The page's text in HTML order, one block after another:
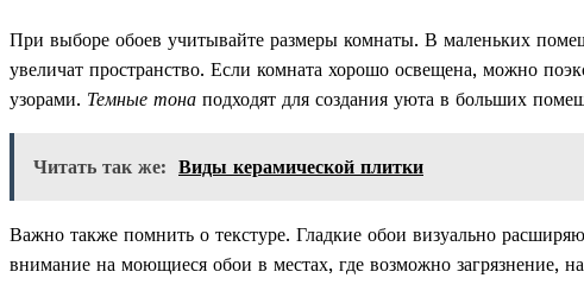
При выборе обоев учитывайте размеры комнаты. В маленьких
увеличат пространство. Если комната хорошо освещена, можно
узорами. Темные тона подходят для создания уюта в больших
Читать так же: Виды керамической плитки
Важно также помнить о текстуре. Гладкие обои визуально
внимание на моющиеся обои в местах, где возможно загрязнение,